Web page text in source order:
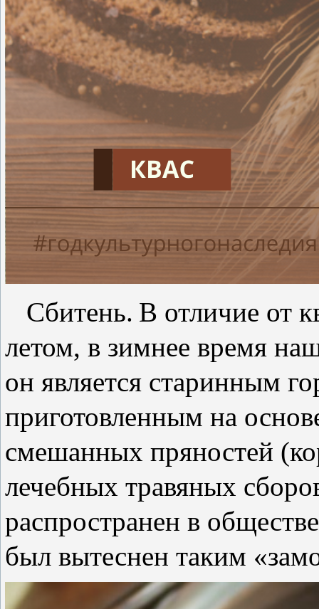
Сбитень. В отличие от
летом, в зимнее время
он является старинным
приготовленным на
смешанных пряностей
лечебных травяных
распространен в
был вытеснен таким